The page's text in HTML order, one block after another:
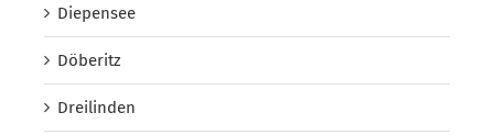
Diepensee
Döberitz
Dreilinden